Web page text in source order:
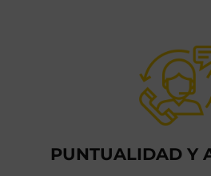
PUNTUALIDAD Y